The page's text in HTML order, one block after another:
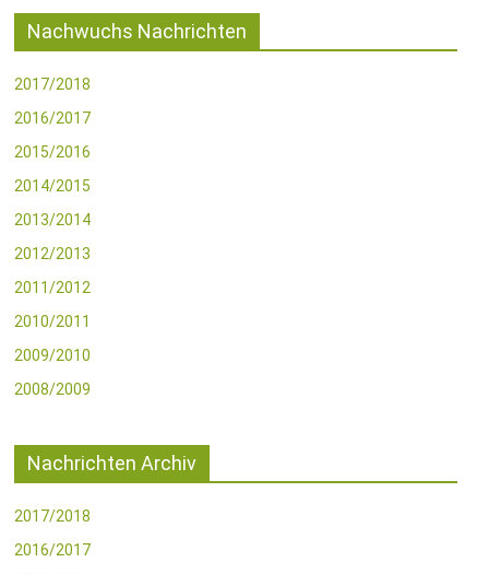
Nachwuchs Nachrichten
2017/2018
2016/2017
2015/2016
2014/2015
2013/2014
2012/2013
2011/2012
2010/2011
2009/2010
2008/2009
Nachrichten Archiv
2017/2018
2016/2017